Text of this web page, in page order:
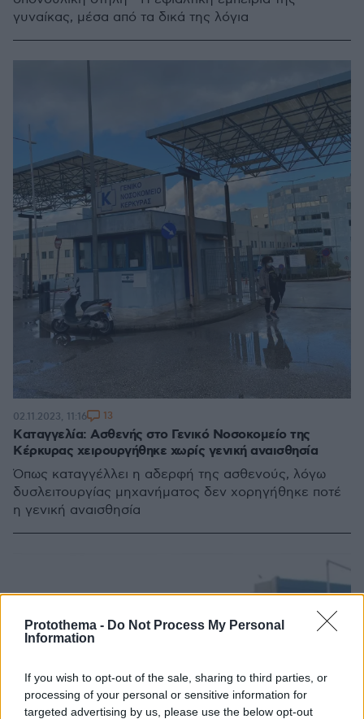
Protothema - Do Not Process My Personal
Information
If you wish to opt-out of the sale, sharing to third parties, or
processing of your personal or sensitive information for
targeted advertising by us, please use the below opt-out
γυναίκας, μέσα από τα δικά της λόγια
Kαταγγελία: Ασθενής στο Γενικό Νοσοκομείο της
Κέρκυρας χειρουργήθηκε χωρίς γενική αναισθησία
Όπως καταγγέλλει η αδερφή της ασθενούς, λόγω
δυσλειτουργίας μηχανήματος δεν χορηγήθηκε ποτέ
η γενική αναισθησία
02.11.2023, 11:16 13